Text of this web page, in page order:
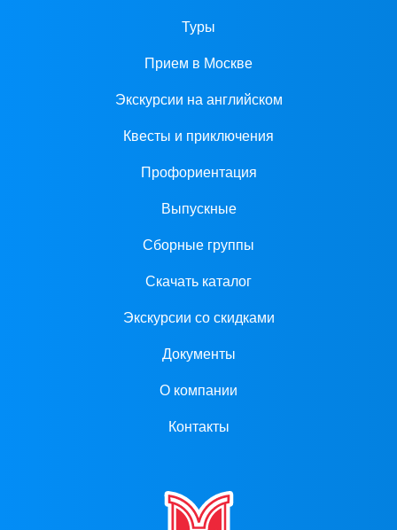
Туры
Прием в Москве
Экскурсии на английском
Квесты и приключения
Профориентация
Выпускные
Сборные группы
Скачать каталог
Экскурсии со скидками
Документы
О компании
Контакты